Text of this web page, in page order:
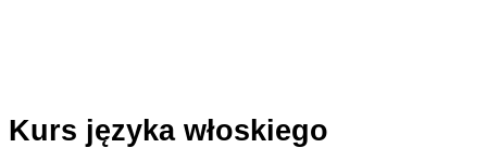
Kurs języka włoskiego